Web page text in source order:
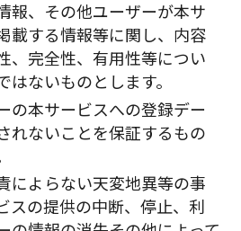
報、その他ユーザーが本サ
載する情報等に関し、内容
、完全性、有用性等につい
はないものとします。
の本サービスへの登録デー
れないことを保証するもの
によらない天変地異等の事
スの提供の中断、停止、利